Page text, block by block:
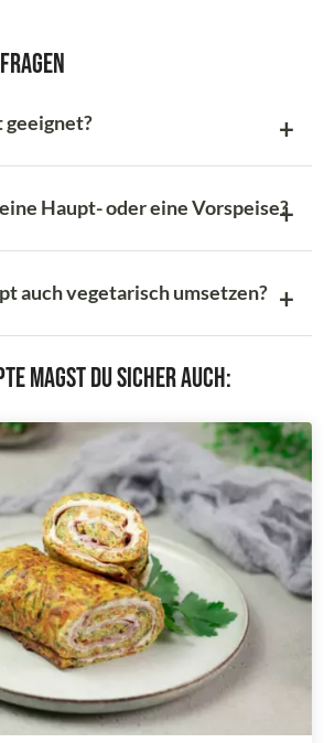
Haupt- oder eine Vorspeise?
auch vegetarisch umsetzen?
magst du sicher auch: